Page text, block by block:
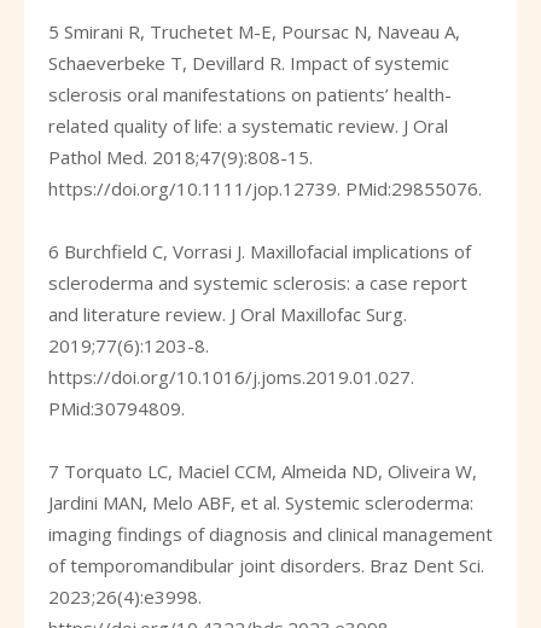
5 Smirani R, Truchetet M-E, Poursac N, Naveau A,
Schaeverbeke T, Devillard R. Impact of systemic
sclerosis oral manifestations on patients’ health-
related quality of life: a systematic review. J Oral
Pathol Med. 2018;47(9):808-15.
https://doi.org/10.1111/jop.12739. PMid:29855076.
6 Burchfield C, Vorrasi J. Maxillofacial implications of
scleroderma and systemic sclerosis: a case report
and literature review. J Oral Maxillofac Surg.
2019;77(6):1203-8.
https://doi.org/10.1016/j.joms.2019.01.027.
PMid:30794809.
7 Torquato LC, Maciel CCM, Almeida ND, Oliveira W,
Jardini MAN, Melo ABF, et al. Systemic scleroderma:
imaging findings of diagnosis and clinical management
of temporomandibular joint disorders. Braz Dent Sci.
2023;26(4):e3998.